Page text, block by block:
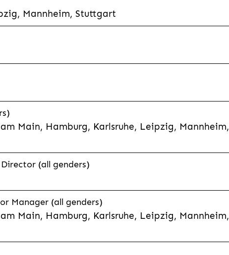
Mannheim, Stuttgart
Main, Hamburg, Karlsruhe, Leipzig, Mannheim,
(all genders)
Manager (all genders)
Main, Hamburg, Karlsruhe, Leipzig, Mannheim,